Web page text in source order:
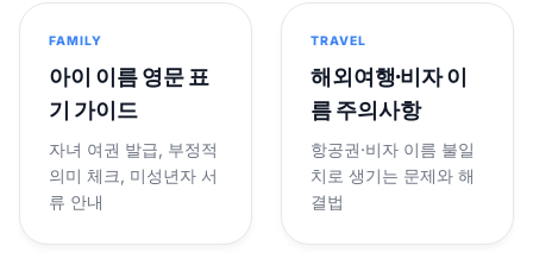
FAMILY
아이 이름 영문 표
기 가이드
자녀 여권 발급, 부정적
의미 체크, 미성년자 서
류 안내
TRAVEL
해외여행·비자 이
름 주의사항
항공권·비자 이름 불일
치로 생기는 문제와 해
결법